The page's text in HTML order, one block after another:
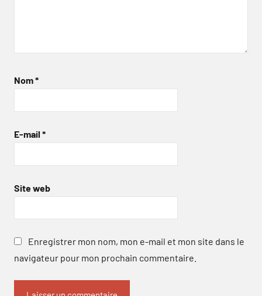
Nom*
E-mail *
Site web
Enregistrer mon nom, mon e-mail et mon site dans le
navigateur pour mon prochain commentaire.